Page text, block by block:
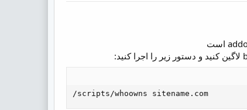
/scripts/whoowns sitename.com